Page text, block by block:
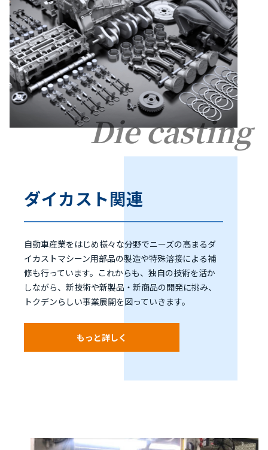
Die casting
ダイカスト関連
自動車産業をはじめ様々な分野でニーズの高まるダ
イカストマシーン用部品の製造や特殊溶接による補
修も行っています。これからも、独自の技術を活か
しながら、新技術や新製品・新商品の開発に挑み、
トクデンらしい事業展開を図っていきます。
もっと詳しく